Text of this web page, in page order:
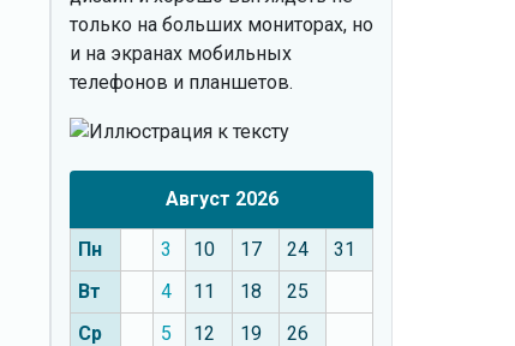
только на больших мониторах, но
и на экранах мобильных
телефонов и планшетов.
Август 2026
Пн 3 10 17 24
31
Вт
4 11 18
25
Ср
5 12 19
26